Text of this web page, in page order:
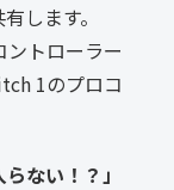
します。
トローラー
1のプロコ
らない！？」